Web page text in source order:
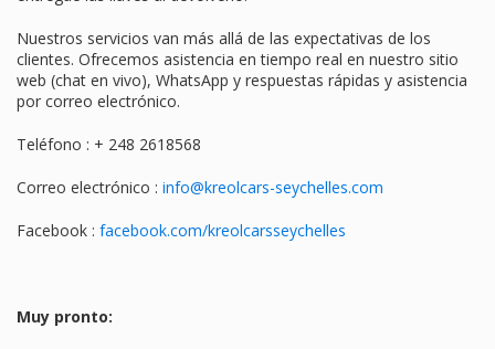
Nuestros servicios van más allá de las expectativas de los
clientes. Ofrecemos asistencia en tiempo real en nuestro sitio
web (chat en vivo), WhatsApp y respuestas rápidas y asistencia
por correo electrónico.
Teléfono : + 248 2618568
Correo electrónico : info@kreolcars-seychelles.com
Facebook : facebook.com/kreolcarsseychelles
Muy pronto: